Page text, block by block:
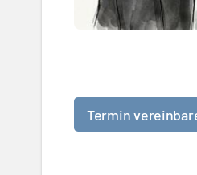
Termin